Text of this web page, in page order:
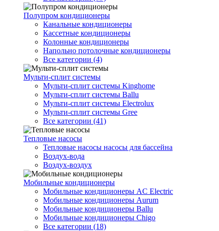
Полупром кондиционеры
Канальные кондиционеры
Кассетные кондиционеры
Колонные кондиционеры
Напольно потолочные кондиционеры
Все категории (4)
Мульти-сплит системы
Мульти-сплит системы Kinghome
Мульти-сплит системы Ballu
Мульти-сплит системы Electrolux
Мульти-сплит системы Gree
Все категории (41)
Тепловые насосы
Тепловые насосы насосы для бассейна
Воздух-вода
Воздух-воздух
Мобильные кондиционеры
Мобильные кондиционеры AC Electric
Мобильные кондиционеры Aurum
Мобильные кондиционеры Ballu
Мобильные кондиционеры Chigo
Все категории (18)